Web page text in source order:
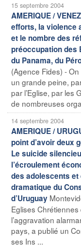
15 septembre 2004
AMERIQUE /
efforts, la violence
et le nombre des
préoccupation des
du Panama, du
(Agence Fides) -
un grande peine,
par l’Eglise, par les
de nombreuses
14 septembre 2004
AMERIQUE /
point d’avoir deux
Le suicide
l’écroulement
des adolescents
dramatique du
d’Uruguay
Eglises Chrétiennes
l’aggravation
pays, a publié un
ses Ins ...